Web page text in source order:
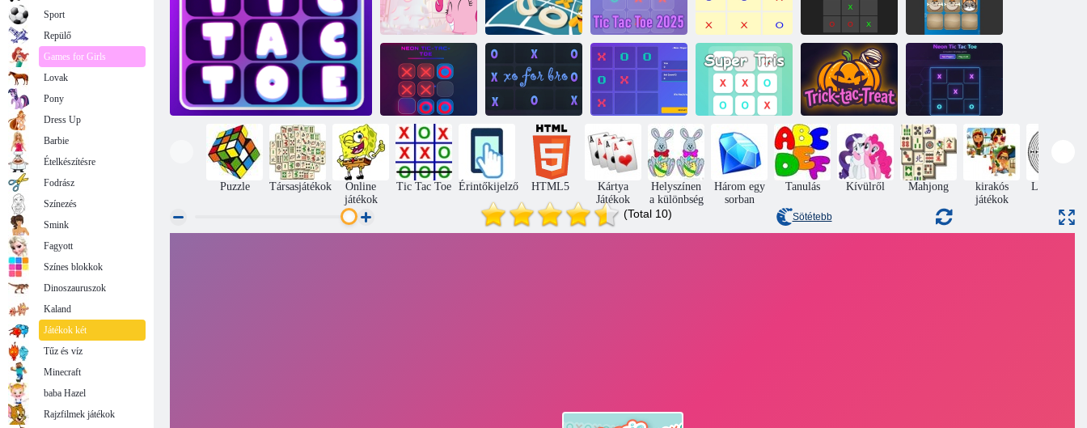
Rózsaszín tac
lábujj
Tic tac toe io Tic tac toe 2025 Tic tac lábujj Tec tak toe pro
Tic tac toe
macska
Neon tic tac
lábujj
Xo tesóhoz Tic-tac-rács Szuper tris Trick-Tac-Treat
Neon Tic-Tac-
Puzzle Társasjátékok
Online
játékok
Tic Tac Toe Érintőkijelző HTML5
Kártya
Játékok
Helyszínen
a különbség
Három egy
sorban
Tanulás Kívülről Mahjong
kirakós
játékok
Labirintus
(Total 10) Sötétebb
Sport
Repülő
Games for Girls
Lovak
Pony
Dress Up
Barbie
Ételkészítésre
Fodrász
Színezés
Smink
Fagyott
Színes blokkok
Dinoszauruszok
Kaland
Játékok két
Tűz és víz
Minecraft
baba Hazel
Rajzfilmek játékok